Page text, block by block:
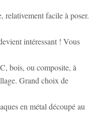
relativement facile à poser.
intéressant ! Vous
bois, ou composite, à
Grand choix de
en métal découpé au